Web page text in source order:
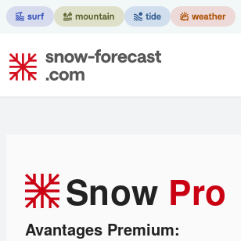
Snow Pro
Avantages Premium: